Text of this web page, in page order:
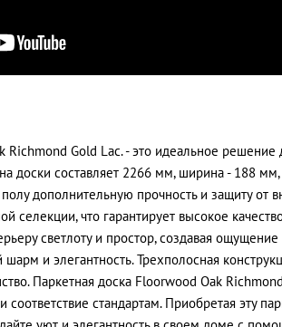
Richmond Gold Lac. - это идеальное решение
доски составляет 2266 мм, ширина - 188
дополнительную прочность и защиту от
селекции, что гарантирует высокое
светлоту и простор, создавая
и элегантность. Трехполосная
Паркетная доска Floorwood Oak
соответствие стандартам. Приобретая эту